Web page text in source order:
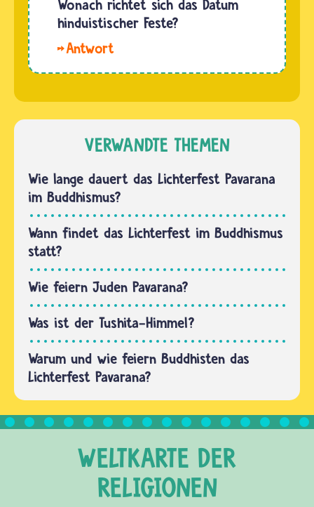
aber
auch
andere
Infos…
jeweils
ersten
Vollmondtag
Daher
kein
festes…
Wonach richtet sich das Datum
hinduistischer Feste?
gefeiert
wird,
berechnen
Astrologen
nach
komplizierten
Regeln
immer
wieder
neu.
Dabei
richten
sie…
VERWANDTE THEMEN
Wie lange dauert das Lichterfest Pavarana
im Buddhismus?
Wann findet das Lichterfest im Buddhismus
statt?
Wie feiern Juden Pavarana?
Was ist der Tushita-Himmel?
Warum und wie feiern Buddhisten das
Lichterfest Pavarana?